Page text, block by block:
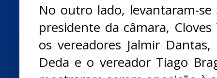
No outro lado, levantaram-
presidente da câmara,
os vereadores Jalmir
Deda e o vereador Tiago